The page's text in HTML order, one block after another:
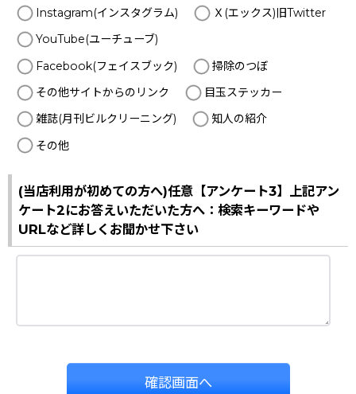
Instagram(インスタグラム)
Ｘ(エックス)旧Twitter
YouTube(ユーチューブ)
Facebook(フェイスブック)
掃除のつぼ
その他サイトからのリンク
目玉ステッカー
雑誌(月刊ビルクリーニング)
知人の紹介
その他
(当店利用が初めての方へ)任意【アンケート3】上記アン
ケート2にお答えいただいた方へ：検索キーワードや
URLなど詳しくお聞かせ下さい
確認画面へ